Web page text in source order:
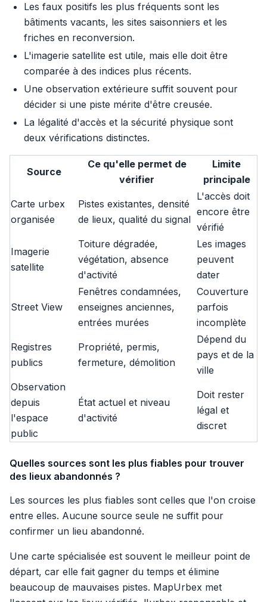
Les faux positifs les plus fréquents sont les
bâtiments vacants, les sites saisonniers et les
friches en reconversion.
L'imagerie satellite est utile, mais elle doit être
comparée à des indices plus récents.
Une observation extérieure suffit souvent pour
décider si une piste mérite d'être creusée.
La légalité d'accès et la sécurité physique sont
deux vérifications distinctes.
Source
Ce qu'elle permet de
vérifier
Limite
principale
Carte urbex
organisée
Pistes existantes, densité
de lieux, qualité du signal
L'accès doit
encore être
vérifié
Imagerie
satellite
Toiture dégradée,
végétation, absence
d'activité
Les images
peuvent
dater
Street View
Fenêtres condamnées,
enseignes anciennes,
entrées murées
Couverture
parfois
incomplète
Registres
publics
Propriété, permis,
fermeture, démolition
Dépend du
pays et de la
ville
Observation
depuis
l'espace
public
État actuel et niveau
d'activité
Doit rester
légal et
discret
Quelles sources sont les plus fiables pour trouver
des lieux abandonnés ?
Les sources les plus fiables sont celles que l'on croise
entre elles. Aucune source seule ne suffit pour
confirmer un lieu abandonné.
Une carte spécialisée est souvent le meilleur point de
départ, car elle fait gagner du temps et élimine
beaucoup de mauvaises pistes. MapUrbex met